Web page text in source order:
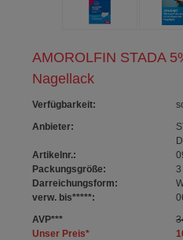
AMOROLFIN STADA
Nagellack
Verfügbarkeit:
Anbieter:
Artikelnr.:
Packungsgröße:
3
Darreichungsform:
verw. bis*****:
AVP***
Unser Preis*